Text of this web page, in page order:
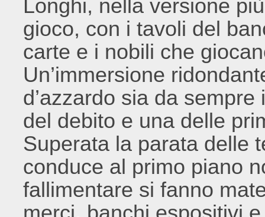
Longhi, nella versione
gioco, con i tavoli del
carte e i nobili che
Un’immersione
d’azzardo sia da
del debito e una delle
Superata la parata delle
conduce al primo piano
fallimentare si fanno